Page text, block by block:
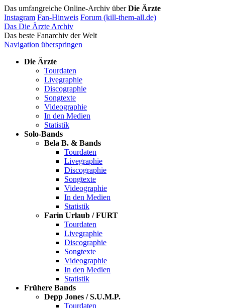
Das umfangreiche Online-Archiv überDie Ärzte
Instagram Fan-Hinweis Forum (kill-them-all.de)
Das Die Ärzte Archiv
Das beste Fanarchiv der Welt
Navigation überspringen
Die Ärzte
Tourdaten
Livegraphie
Discographie
Songtexte
Videographie
In den Medien
Statistik
Solo-Bands
Bela B. & Bands
Tourdaten
Livegraphie
Discographie
Songtexte
Videographie
In den Medien
Statistik
Farin Urlaub / FURT
Tourdaten
Livegraphie
Discographie
Songtexte
Videographie
In den Medien
Statistik
Frühere Bands
Depp Jones / S.U.M.P.
Tourdaten